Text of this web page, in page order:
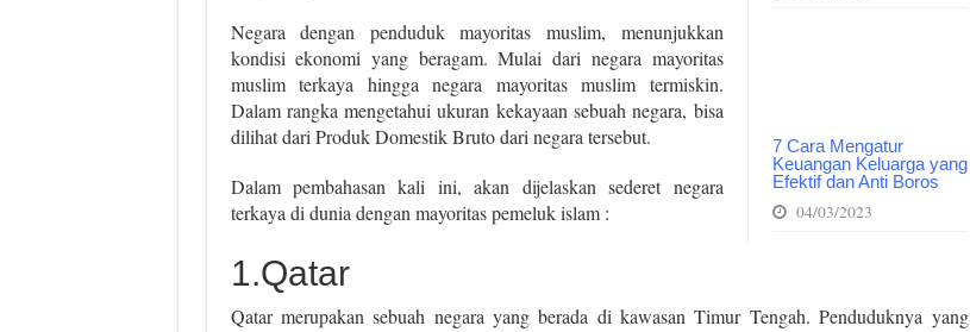
7 Cara Mengatur
Keuangan Keluarga yang
Efektif dan Anti Boros
04/03/2023
Negara dengan penduduk mayoritas muslim, menunjukkan
kondisi ekonomi yang beragam. Mulai dari negara mayoritas
muslim terkaya hingga negara mayoritas muslim termiskin.
Dalam rangka mengetahui ukuran kekayaan sebuah negara, bisa
dilihat dari Produk Domestik Bruto dari negara tersebut.
Dalam pembahasan kali ini, akan dijelaskan sederet negara
terkaya di dunia dengan mayoritas pemeluk islam :
1.Qatar
Qatar merupakan sebuah negara yang berada di kawasan Timur Tengah. Penduduknya yang